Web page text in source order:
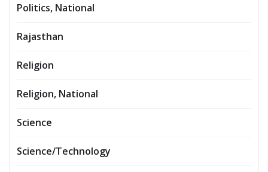
Politics, National
Rajasthan
Religion
Religion, National
Science
Science/Technology